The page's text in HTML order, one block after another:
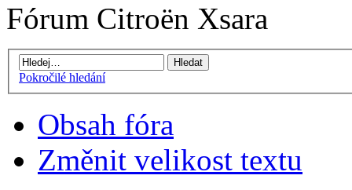
Fórum Citroën Xsara
Pokročilé hledání
Obsah fóra
Změnit velikost textu